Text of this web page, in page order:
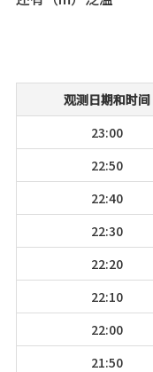
观测日期和时间
23:00
22:50
22:40
22:30
22:20
22:10
22:00
21:50